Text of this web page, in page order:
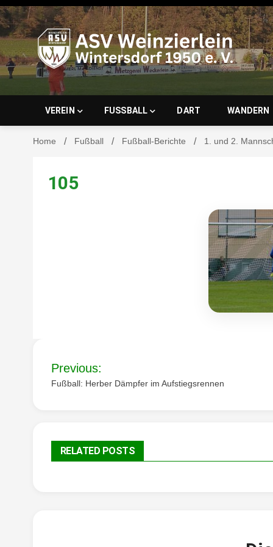
Skip
to
content
ASV
VEREIN FUSSBALL DART WANDERN
Home Fußball Fußball-Berichte 1. und 2.
105
Beitragsnavigation
Previous:
Fußball: Herber Dämpfer im Aufstiegsrennen
RELATED POSTS